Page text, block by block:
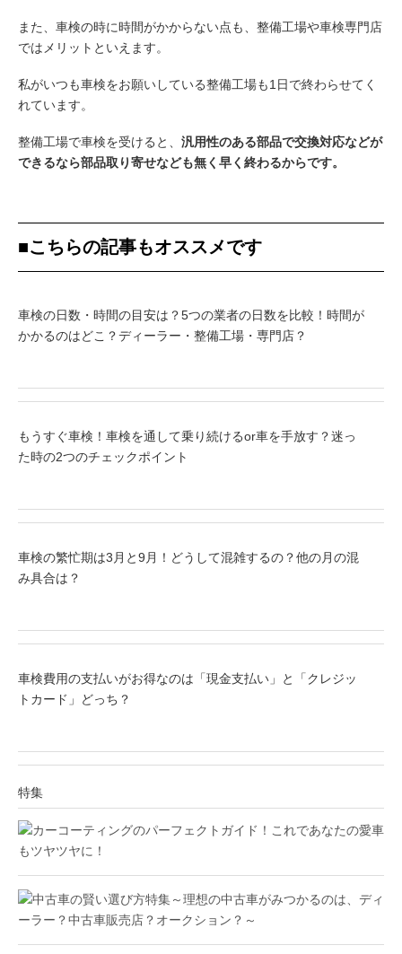
また、車検の時に時間がかからない点も、整備工場や車検専門店
ではメリットといえます。
私がいつも車検をお願いしている整備工場も1日で終わらせてく
れています。
整備工場で車検を受けると、 汎用性のある部品で交換対応などが
できるなら部品取り寄せなども無く早く終わるからです。
■こちらの記事もオススメです
車検の日数・時間の目安は？5つの業者の日数を比較！時間が
かかるのはどこ？ディーラー・整備工場・専門店？
もうすぐ車検！車検を通して乗り続けるor車を手放す？迷っ
た時の2つのチェックポイント
車検の繁忙期は3月と9月！どうして混雑するの？他の月の混
み具合は？
車検費用の支払いがお得なのは「現金支払い」と「クレジッ
トカード」どっち？
特集